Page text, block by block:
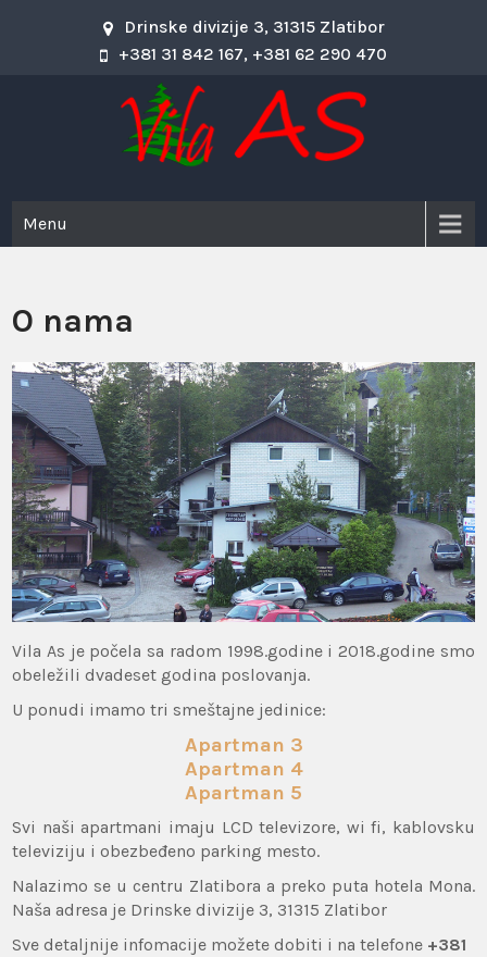
Drinske divizije 3, 31315 Zlatibor
+381 31 842 167, +381 62 290 470
Vila As
Menu
O nama
Vila As je počela sa radom 1998.godine i 2018.godine smo
obeležili dvadeset godina poslovanja.
U ponudi imamo tri smeštajne jedinice:
Apartman 3
Apartman 4
Apartman 5
Svi naši apartmani imaju LCD televizore, wi fi, kablovsku
televiziju i obezbeđeno parking mesto.
Nalazimo se u centru Zlatibora a preko puta hotela Mona.
Naša adresa je Drinske divizije 3, 31315 Zlatibor
Sve detaljnije infomacije možete dobiti i na telefone +381